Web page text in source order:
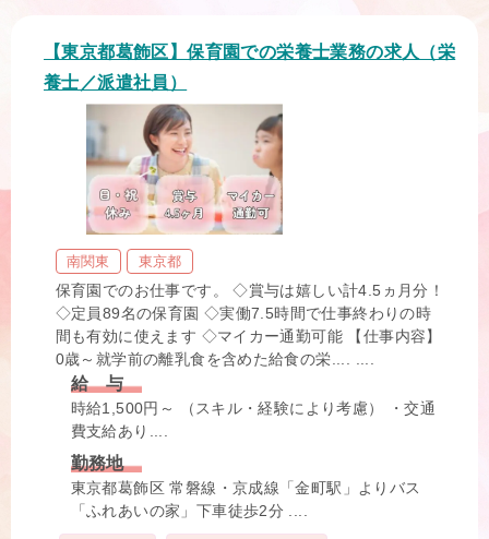
【東京都葛飾区】保育園での栄養士業務の求人（栄
養士／派遣社員）
南関東 東京都
保育園でのお仕事です。 ◇賞与は嬉しい計4.5ヵ月分！
◇定員89名の保育園 ◇実働7.5時間で仕事終わりの時
間も有効に使えます ◇マイカー通勤可能 【仕事内容】
0歳～就学前の離乳食を含めた給食の栄.... ....
給 与
時給1,500円～ （スキル・経験により考慮） ・交通
費支給あり....
勤務地
東京都葛飾区 常磐線・京成線「金町駅」よりバス
「ふれあいの家」下車徒歩2分 ....